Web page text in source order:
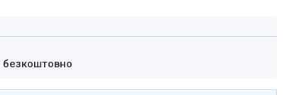
безкоштовно